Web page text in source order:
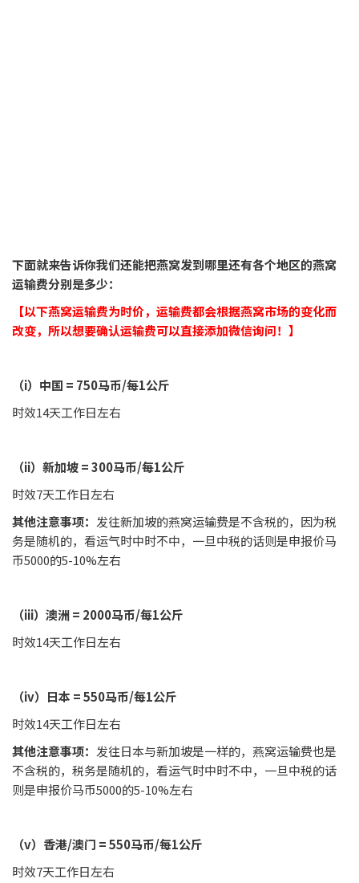
下面就来告诉你我们还能把燕窝发到哪里还有各个地区的燕窝
运输费分别是多少：
【以下燕窝运输费为时价，运输费都会根据燕窝市场的变化而
改变，所以想要确认运输费可以直接添加微信询问！】
（i）中国 = 750马币/每1公斤
时效14天工作日左右
（ii）新加坡 = 300马币/每1公斤
时效7天工作日左右
其他注意事项： 发往新加坡的燕窝运输费是不含税的，因为税
务是随机的，看运气时中时不中，一旦中税的话则是申报价马
币5000的5-10%左右
（iii）澳洲 = 2000马币/每1公斤
时效14天工作日左右
（iv）日本 = 550马币/每1公斤
时效14天工作日左右
其他注意事项： 发往日本与新加坡是一样的，燕窝运输费也是
不含税的，税务是随机的，看运气时中时不中，一旦中税的话
则是申报价马币5000的5-10%左右
（v）香港/澳门 = 550马币/每1公斤
时效7天工作日左右